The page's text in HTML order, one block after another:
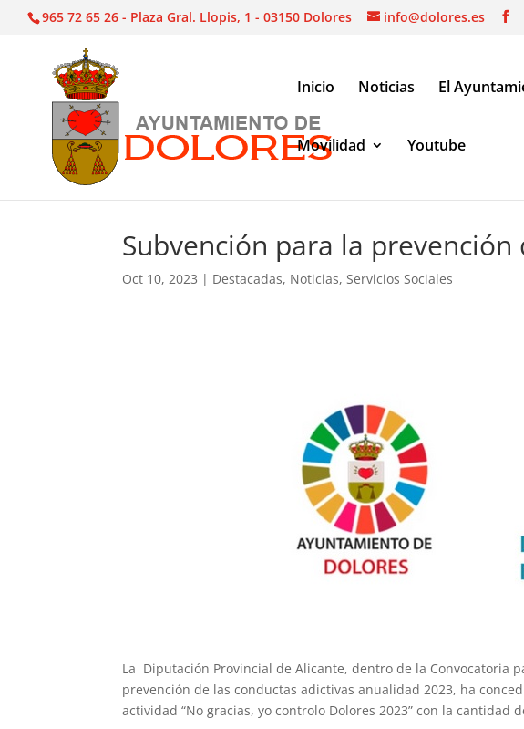
965 72 65 26 - Plaza Gral. Llopis, 1 - 03150 Dolores info@dolores.es
Inicio Noticias El
Movilidad Youtube
Subvención para la
Oct 10, 2023 | Destacadas, Noticias,Servicios Sociales
La Diputación Provincial de Alicante, dentro de la Convocatoria
prevención de las conductas adictivas anualidad 2023, ha
actividad “No gracias, yo controlo Dolores 2023” con la cantidad